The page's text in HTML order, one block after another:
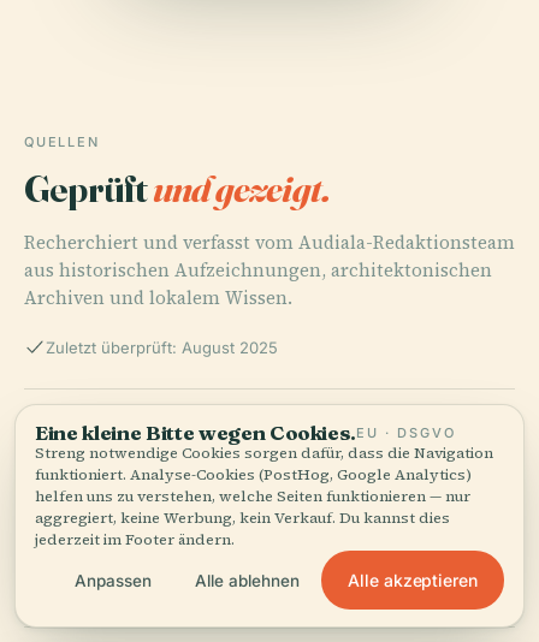
QUELLEN
Geprüftund gezeigt.
Recherchiert und verfasst vom Audiala-Redaktionsteam
aus historischen Aufzeichnungen, architektonischen
Archiven und lokalem Wissen.
Zuletzt überprüft: August 2025
Teien Art Museum - Visiting Hours, Tickets, and
Historical Significance in Tokyo, 2024
Ultimate Guide to Visiting the Tokyo Metropolitan Teien
Art Museum - Hours, Tickets, and Tips, 2024
Eine kleine Bitte wegen Cookies.EU · DSGVO
Streng notwendige Cookies sorgen dafür, dass die Navigation
funktioniert. Analyse-Cookies (PostHog, Google Analytics)
helfen uns zu verstehen, welche Seiten funktionieren — nur
aggregiert, keine Werbung, kein Verkauf. Du kannst dies
jederzeit im Footer ändern.
Anpassen Alle ablehnen Alle akzeptieren